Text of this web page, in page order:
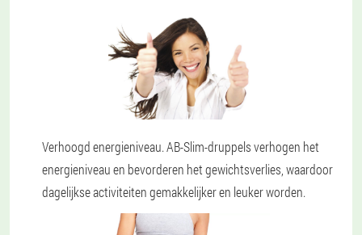
Verhoogd energieniveau. AB-Slim-druppels verhogen het
energieniveau en bevorderen het gewichtsverlies, waardoor
dagelijkse activiteiten gemakkelijker en leuker worden.